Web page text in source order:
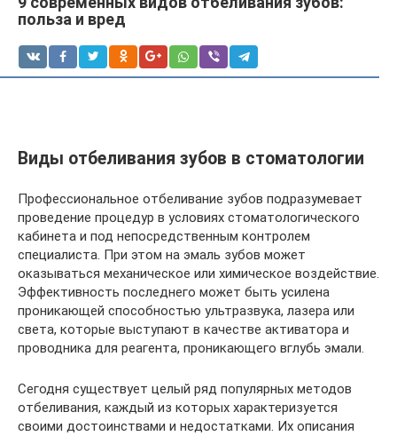
польза и вред
Виды отбеливания зубов в стоматологии
Профессиональное отбеливание зубов подразумевает
проведение процедур в условиях стоматологического
кабинета и под непосредственным контролем
специалиста. При этом на эмаль зубов может
оказываться механическое или химическое воздействие.
Эффективность последнего может быть усилена
проникающей способностью ультразвука, лазера или
света, которые выступают в качестве активатора и
проводника для реагента, проникающего вглубь эмали.
Сегодня существует целый ряд популярных методов
отбеливания, каждый из которых характеризуется
своими достоинствами и недостатками. Их описания